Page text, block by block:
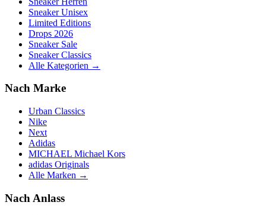
Sneaker Unisex
Limited Editions
Drops 2026
Sneaker Sale
Sneaker Classics
Alle Kategorien →
Nach Marke
Urban Classics
Nike
Next
Adidas
MICHAEL Michael Kors
adidas Originals
Alle Marken →
Nach Anlass